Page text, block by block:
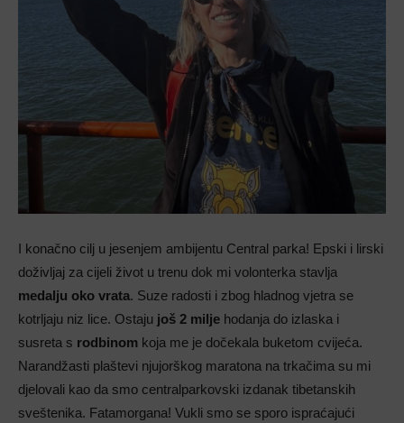
I konačno cilj u jesenjem ambijentu Central parka! Epski i lirski
doživljaj za cijeli život u trenu dok mi volonterka stavlja
medalju oko vrata. Suze radosti i zbog hladnog vjetra se
kotrljaju niz lice. Ostaju još 2 milje hodanja do izlaska i
susreta s rodbinom koja me je dočekala buketom cvijeća.
Narandžasti plaštevi njujorškog maratona na trkačima su mi
djelovali kao da smo centralparkovski izdanak tibetanskih
sveštenika. Fatamorgana! Vukli smo se sporo ispraćajući